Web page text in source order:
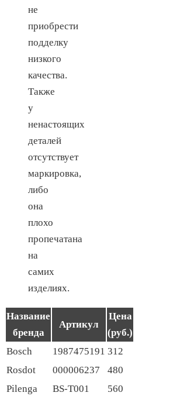
не
приобрести
подделку
низкого
качества.
Также
у
ненастоящих
деталей
отсутствует
маркировка,
либо
она
плохо
пропечатана
на
самих
изделиях.
Название
бренда
Артикул
Цена
(руб.)
Bosch
1987475191 312
Rosdot
000006237
480
Pilenga
BS-T001
560